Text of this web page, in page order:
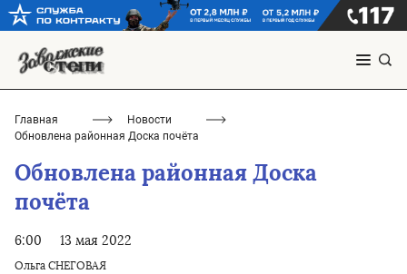
Главная
Новости
Обновлена районная Доска почёта
Обновлена районная Доска
почёта
6:00 13 мая 2022
Ольга СНЕГОВАЯ